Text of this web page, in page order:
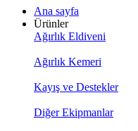
Ana sayfa
Ürünler
Ağırlık Eldiveni
Ağırlık Kemeri
Kayış ve Destekler
Diğer Ekipmanlar